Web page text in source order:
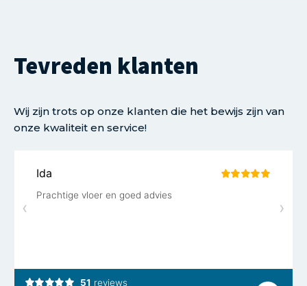
Tevreden klanten
Wij zijn trots op onze klanten die het bewijs zijn van
onze kwaliteit en service!